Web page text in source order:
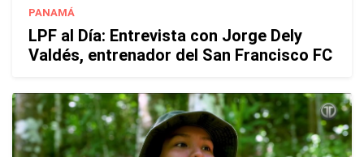
PANAMÁ
LPF al Día: Entrevista con Jorge Dely
Valdés, entrenador del San Francisco FC